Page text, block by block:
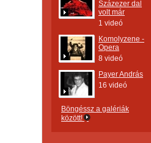
Százezer dal
volt már
1 videó
Komolyzene -
Opera
8 videó
Payer András
16 videó
Böngéssz a galériák
között!